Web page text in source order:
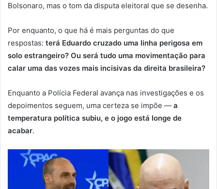
Bolsonaro, mas o tom da disputa eleitoral que se desenha.
Por enquanto, o que há é mais perguntas do que
respostas: terá Eduardo cruzado uma linha perigosa em
solo estrangeiro? Ou será tudo uma movimentação para
calar uma das vozes mais incisivas da direita brasileira?
Enquanto a Polícia Federal avança nas investigações e os
depoimentos seguem, uma certeza se impõe — a
temperatura política subiu, e o jogo está longe de
acabar.